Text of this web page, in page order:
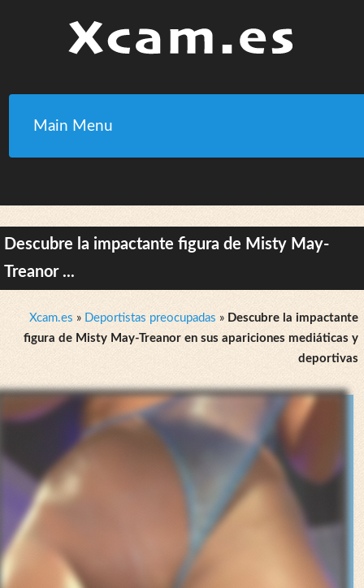
Main Menu
Descubre la impactante figura de Misty May-
Treanor ...
Xcam.es » Deportistas preocupadas » Descubre la impactante
figura de Misty May-Treanor en sus apariciones mediáticas y
deportivas